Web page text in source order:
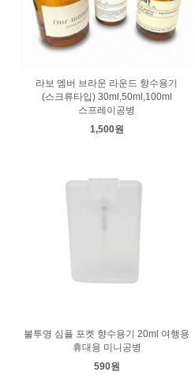
라보 엠버 브라운 라운드 향수용기
(스크류타입) 30ml,50ml,100ml
스프레이공병
1,500원
불투명 심플 포켓 향수용기 20ml 여행용
휴대용 미니공병
590원